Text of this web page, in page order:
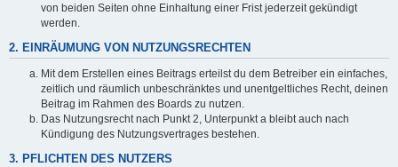
von beiden Seiten ohne Einhaltung einer Frist jederzeit gekündigt
werden.
2. EINRÄUMUNG VON NUTZUNGSRECHTEN
Mit dem Erstellen eines Beitrags erteilst du dem Betreiber ein einfaches,
zeitlich und räumlich unbeschränktes und unentgeltliches Recht, deinen
Beitrag im Rahmen des Boards zu nutzen.
Das Nutzungsrecht nach Punkt 2, Unterpunkt a bleibt auch nach
Kündigung des Nutzungsvertrages bestehen.
3. PFLICHTEN DES NUTZERS